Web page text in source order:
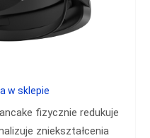
fizycznie redukuje
zniekształcenia
w sklepie